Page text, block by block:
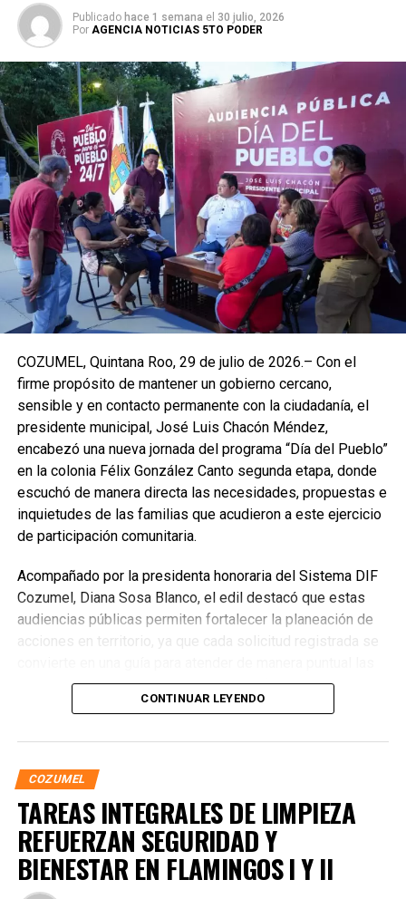
Publicado hace 1 semana el 30 julio, 2026
Por AGENCIA NOTICIAS 5TO PODER
COZUMEL, Quintana Roo, 29 de julio de 2026.– Con el
firme propósito de mantener un gobierno cercano,
sensible y en contacto permanente con la ciudadanía, el
presidente municipal, José Luis Chacón Méndez,
encabezó una nueva jornada del programa “Día del Pueblo”
en la colonia Félix González Canto segunda etapa, donde
escuchó de manera directa las necesidades, propuestas e
inquietudes de las familias que acudieron a este ejercicio
de participación comunitaria.
Acompañado por la presidenta honoraria del Sistema DIF
Cozumel, Diana Sosa Blanco, el edil destacó que estas
audiencias públicas permiten fortalecer la planeación de
acciones en territorio, ya que cada solicitud registrada se
prioridades de las y los cozumeleños. “No hay mejor
manera de gobernar que escuchando al pueblo”, afirmó
comunicación abierta y transparente con la población.
CONTINUAR LEYENDO
COZUMEL
TAREAS INTEGRALES DE LIMPIEZA
REFUERZAN SEGURIDAD Y
BIENESTAR EN FLAMINGOS I Y II